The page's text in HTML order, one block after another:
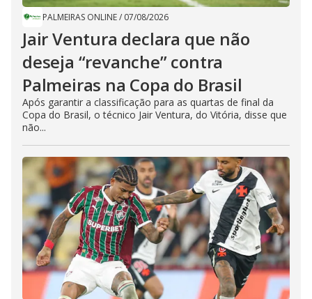
PALMEIRAS ONLINE/ 07/08/2026
Jair Ventura declara que não
deseja “revanche” contra
Palmeiras na Copa do Brasil
Após garantir a classificação para as quartas de final da
Copa do Brasil, o técnico Jair Ventura, do Vitória, disse que
não...